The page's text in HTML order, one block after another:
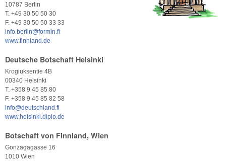
10787 Berlin
T. +49 30 50 50 30
F. +49 30 50 50 33 33
info.berlin@formin.fi
www.finnland.de
Deutsche Botschaft Helsinki
Krogiuksentie 4B
00340 Helsinki
T. +358 9 45 85 80
F. +358 9 45 85 82 58
info@deutschland.fi
www.helsinki.diplo.de
Botschaft von Finnland, Wien
Gonzagagasse 16
1010 Wien